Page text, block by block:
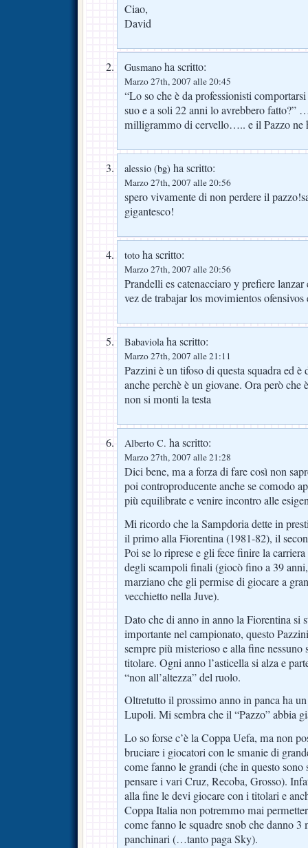
Ciao,
David
Gusmano ha scritto:
Marzo 27th, 2007 alle 20:45
“Lo so che è da professionisti
suo e a soli 22 anni lo avrebbero fatto?”
milligrammo di cervello….. e il Pazzo
alessio (bg) ha scritto:
Marzo 27th, 2007 alle 20:56
spero vivamente di non perdere il
gigantesco!
toto ha scritto:
Marzo 27th, 2007 alle 20:56
Prandelli es catenacciaro y prefiere
vez de trabajar los movimientos ofensivos
Babaviolaha scritto:
Marzo 27th, 2007 alle 21:11
Pazzini è un tifoso di questa squadra ed
anche perchè è un giovane. Ora però che
non si monti la testa
Alberto C. ha scritto:
Marzo 27th, 2007 alle 21:28
Dici bene, ma a forza di fare così non
poi controproducente anche se comodo
più equilibrate e venire incontro alle
Mi ricordo che la Sampdoria dette in
il primo alla Fiorentina (1981-82), il
Poi se lo riprese e gli fece finire la
degli scampoli finali (giocò fino a 39
marziano che gli permise di giocare a
vecchietto nella Juve).
Dato che di anno in anno la Fiorentina si
importante nel campionato, questo
sempre più misterioso e alla fine nessuno
titolare. Ogni anno l’asticella si alza e
“non all’altezza” del ruolo.
Oltretutto il prossimo anno in panca ha
Lupoli. Mi sembra che il “Pazzo” abbia
Lo so forse c’è la Coppa Uefa, ma non
bruciare i giocatori con le smanie di
come fanno le grandi (che in questo
pensare i vari Cruz, Recoba, Grosso).
alla fine le devi giocare con i titolari e
Coppa Italia non potremmo mai
come fanno le squadre snob che danno
panchinari (…tanto paga Sky).